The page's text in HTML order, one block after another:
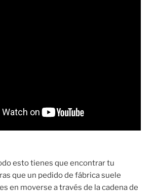
esto tienes que encontrar tu
que un pedido de fábrica suele
en moverse a través de la cadena de